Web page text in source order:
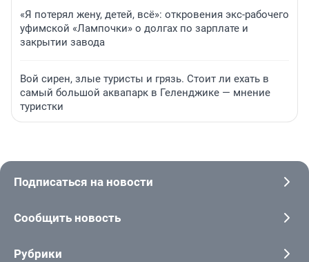
«Я потерял жену, детей, всё»: откровения экс-рабочего
уфимской «Лампочки» о долгах по зарплате и
закрытии завода
Вой сирен, злые туристы и грязь. Стоит ли ехать в
самый большой аквапарк в Геленджике — мнение
туристки
Подписаться на новости
Сообщить новость
Рубрики